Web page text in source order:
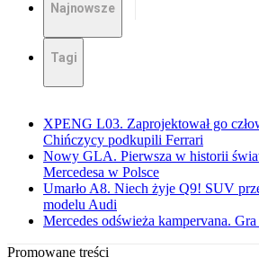
Najnowsze
Tagi
XPENG L03. Zaprojektował go
Chińczycy podkupili Ferrari
Nowy GLA. Pierwsza w historii
Mercedesa w Polsce
Umarło A8. Niech żyje Q9! SUV
modelu Audi
Mercedes odświeża kampervana.
Promowane treści